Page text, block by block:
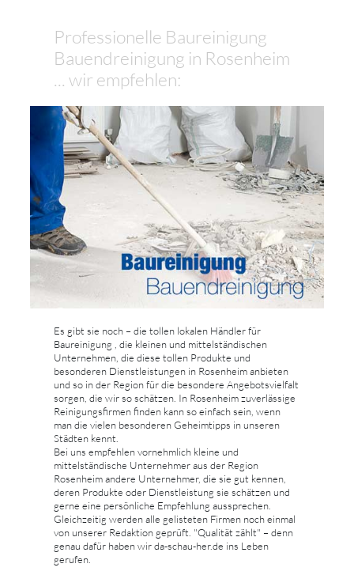
Professionelle Baureinigung
Bauendreinigung in Rosenheim
... wir empfehlen:
Es gibt sie noch – die tollen lokalen Händler für
Baureinigung , die kleinen und mittelständischen
Unternehmen, die diese tollen Produkte und
besonderen Dienstleistungen in Rosenheim anbieten
und so in der Region für die besondere Angebotsvielfalt
sorgen, die wir so schätzen. In Rosenheim zuverlässige
Reinigungsfirmen finden kann so einfach sein, wenn
man die vielen besonderen Geheimtipps in unseren
Städten kennt.
Bei uns empfehlen vornehmlich kleine und
mittelständische Unternehmer aus der Region
Rosenheim andere Unternehmer, die sie gut kennen,
deren Produkte oder Dienstleistung sie schätzen und
gerne eine persönliche Empfehlung aussprechen.
Gleichzeitig werden alle gelisteten Firmen noch einmal
von unserer Redaktion geprüft. "Qualität zählt" – denn
genau dafür haben wir da-schau-her.de ins Leben
gerufen.